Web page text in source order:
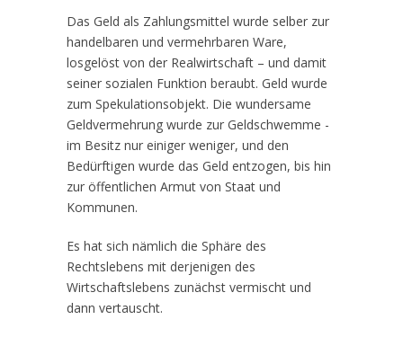
Das Geld als Zahlungsmittel wurde selber zur
handelbaren und vermehrbaren Ware,
losgelöst von der Realwirtschaft – und damit
seiner sozialen Funktion beraubt. Geld wurde
zum Spekulationsobjekt. Die wundersame
Geldvermehrung wurde zur Geldschwemme -
im Besitz nur einiger weniger, und den
Bedürftigen wurde das Geld entzogen, bis hin
zur öffentlichen Armut von Staat und
Kommunen.
Es hat sich nämlich die Sphäre des
Rechtslebens mit derjenigen des
Wirtschaftslebens zunächst vermischt und
dann vertauscht.